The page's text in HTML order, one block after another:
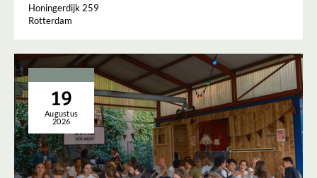
Honingerdijk 259
Rotterdam
19
Augustus
2026